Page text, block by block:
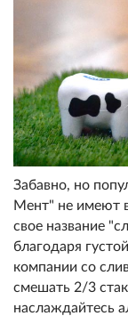
Забавно, но
Мент" не имеют
свое название
благодаря
компании со
смешать 2/3
наслаждайтесь